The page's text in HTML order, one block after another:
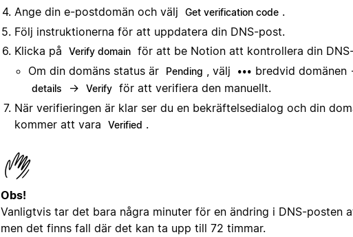
Ange din e-postdomän och välj
Get verification code .
Följ instruktionerna för att uppdatera din DNS-post.
Klicka på
Verify domain för att be Notion att kontrollera din
Om din domäns status är
Pending , välj ••• bredvid domänen
details
→ Verify för att verifiera den manuellt.
När verifieringen är klar ser du en bekräftelsedialog och din
kommer att vara
Verified .
Obs!
Vanligtvis tar det bara några minuter för en ändring i DNS-posten
men det finns fall där det kan ta upp till 72 timmar.